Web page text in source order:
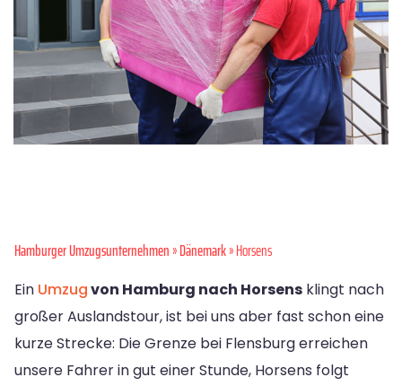
Hamburger Umzugsunternehmen»Dänemark» Horsens
Ein Umzugvon Hamburg nach Horsens klingt nach
großer Auslandstour, ist bei uns aber fast schon eine
kurze Strecke: Die Grenze bei Flensburg erreichen
unsere Fahrer in gut einer Stunde, Horsens folgt